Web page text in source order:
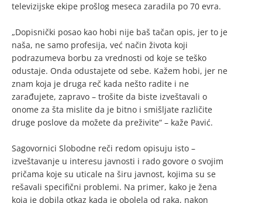
televizijske ekipe prošlog meseca zaradila po 70 evra.
„Dopisnički posao kao hobi nije baš tačan opis, jer to je
naša, ne samo profesija, već način života koji
podrazumeva borbu za vrednosti od koje se teško
odustaje. Onda odustajete od sebe. Kažem hobi, jer ne
znam koja je druga reč kada nešto radite i ne
zarađujete, zapravo – trošite da biste izveštavali o
onome za šta mislite da je bitno i smišljate različite
druge poslove da možete da preživite“ – kaže Pavić.
Sagovornici Slobodne reči redom opisuju isto –
izveštavanje u interesu javnosti i rado govore o svojim
pričama koje su uticale na širu javnost, kojima su se
rešavali specifični problemi. Na primer, kako je žena
koja je dobila otkaz kada je obolela od raka, nakon